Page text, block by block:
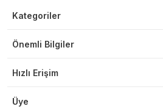
Kategoriler
Önemli Bilgiler
Hızlı Erişim
Üye